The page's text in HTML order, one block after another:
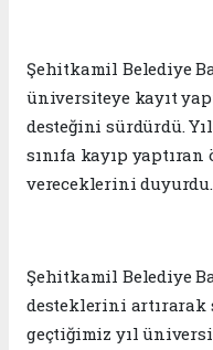
Şehitkamil Belediye
üniversiteye kayıt
desteğini sürdürdü.
sınıfa kayıp
vereceklerini duyurdu.
Şehitkamil Belediye
desteklerini
geçtiğimiz yıl